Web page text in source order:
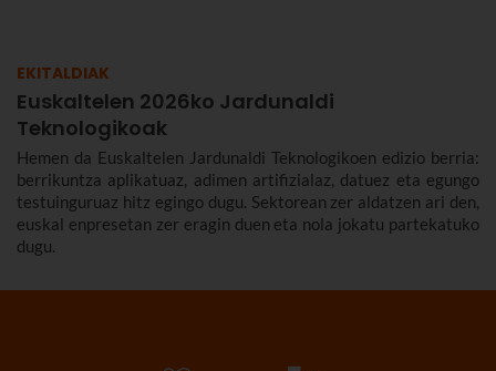
EKITALDIAK
Euskaltelen 2026ko Jardunaldi
Teknologikoak
Hemen da Euskaltelen Jardunaldi Teknologikoen edizio berria:
berrikuntza aplikatuaz, adimen artifizialaz, datuez eta egungo
testuinguruaz hitz egingo dugu. Sektorean zer aldatzen ari den,
euskal enpresetan zer eragin duen eta nola jokatu partekatuko
dugu.